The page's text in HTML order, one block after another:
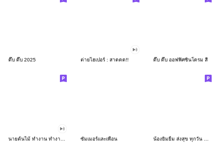
ดึ๊บ ดึ๊บ 2025 ต่ายไฮเปอร์ : สาดดด!! ดึ๊บ ดึ๊บ ออฟฟิศซินโดรม สี่
ซัมเมอร์และเพื่อน